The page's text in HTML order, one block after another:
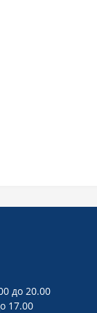
до 20.00
17.00